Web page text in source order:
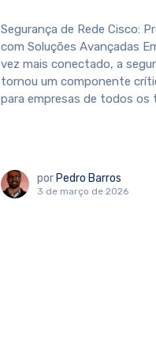
Segurança de Rede Cisco:
com Soluções Avançadas
vez mais conectado, a
tornou um componente
para empresas de todos os
por Pedro Barros
3 de março de 2026